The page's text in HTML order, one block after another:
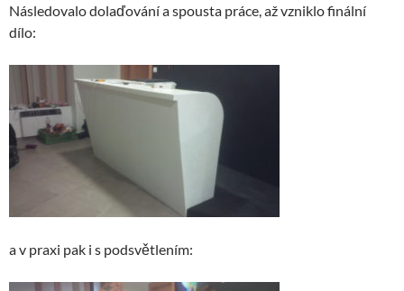
Následovalo dolaďování a spousta práce, až vzniklo finální
dílo:
a v praxi pak i s podsvětlením: